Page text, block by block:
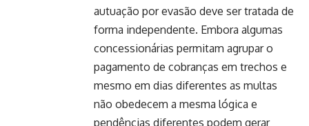
autuação por evasão deve ser tratada de
forma independente. Embora algumas
concessionárias permitam agrupar o
pagamento de cobranças em trechos e
mesmo em dias diferentes as multas
não obedecem a mesma lógica e
pendências diferentes podem gerar